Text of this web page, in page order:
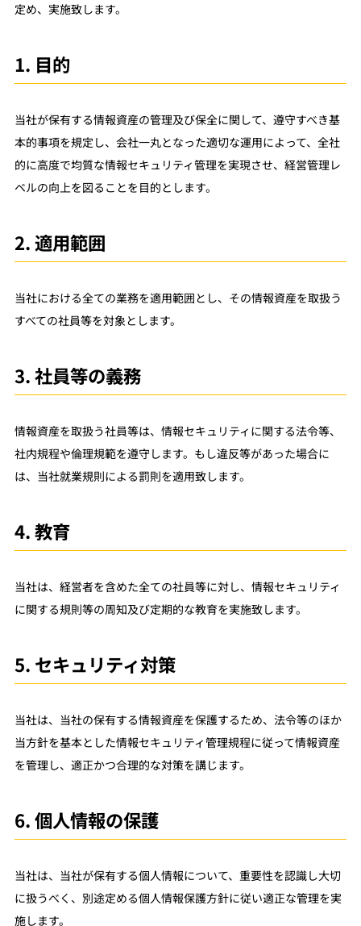
定め、実施致します。
1. 目的
当社が保有する情報資産の管理及び保全に関して、遵守すべき基
本的事項を規定し、会社一丸となった適切な運用によって、全社
的に高度で均質な情報セキュリティ管理を実現させ、経営管理レ
ベルの向上を図ることを目的とします。
2. 適用範囲
当社における全ての業務を適用範囲とし、その情報資産を取扱う
すべての社員等を対象とします。
3. 社員等の義務
情報資産を取扱う社員等は、情報セキュリティに関する法令等、
社内規程や倫理規範を遵守します。もし違反等があった場合に
は、当社就業規則による罰則を適用致します。
4. 教育
当社は、経営者を含めた全ての社員等に対し、情報セキュリティ
に関する規則等の周知及び定期的な教育を実施致します。
5. セキュリティ対策
当社は、当社の保有する情報資産を保護するため、法令等のほか
当方針を基本とした情報セキュリティ管理規程に従って情報資産
を管理し、適正かつ合理的な対策を講じます。
6. 個人情報の保護
当社は、当社が保有する個人情報について、重要性を認識し大切
に扱うべく、別途定める個人情報保護方針に従い適正な管理を実
施します。